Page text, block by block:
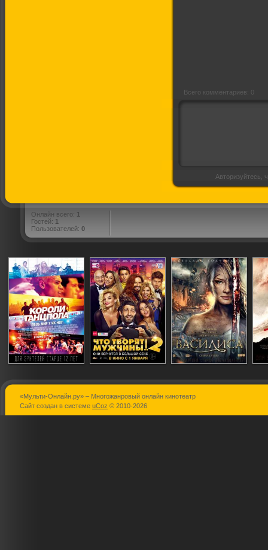
Всего комментариев: 0
Авторизуйтесь,
Онлайн всего: 1
Гостей: 1
Пользователей: 0
Короли
Что творят
«Мульти-Онлайн.ру» – Многожанровый онлайн кинотеатр
Сайт создан в системе uCoz © 2010-2026